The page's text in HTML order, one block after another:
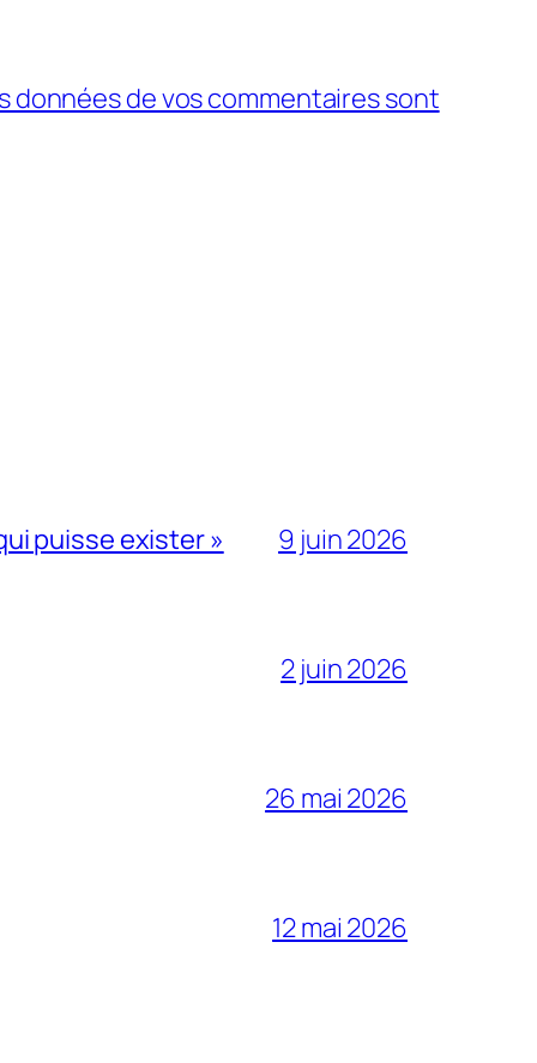
données de vos commentaires sont
puisse exister » 9 juin 2026
2 juin 2026
26 mai 2026
12 mai 2026